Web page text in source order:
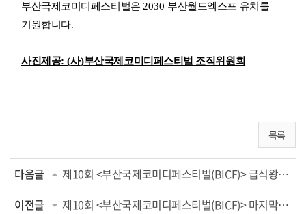
부산국제코미디페스티벌은 2030 부산월드엑스포 유치를
기원합니다.
사진제공: (사)부산국제코미디페스티벌 조직위원회
목록
다음글
제10회 <부산국제코미디페스티벌(BICF)> 급식왕-희극상회-잇츠홈쑈핑주식회사-투깝쇼부터 웍앤...
이전글
제10회 <부산국제코미디페스티벌(BICF)> 마지막까지 놓쳐서는 안 될 최강 라인업!